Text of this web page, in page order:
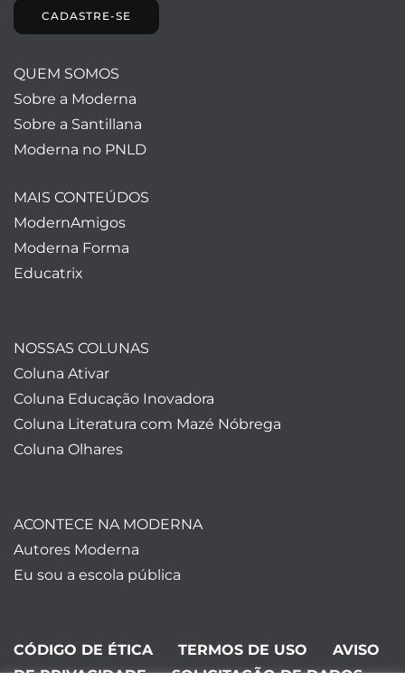
CADASTRE-SE
QUEM SOMOS
Sobre a Moderna
Sobre a Santillana
Moderna no PNLD
MAIS CONTEÚDOS
ModernAmigos
Moderna Forma
Educatrix
NOSSAS COLUNAS
Coluna Ativar
Coluna Educação Inovadora
Coluna Literatura com Mazé Nóbrega
Coluna Olhares
ACONTECE NA MODERNA
Autores Moderna
Eu sou a escola pública
CÓDIGO DE ÉTICA TERMOS DE USO
AVISO
DE PRIVACIDADE
SOLICITAÇÃO DE DADOS